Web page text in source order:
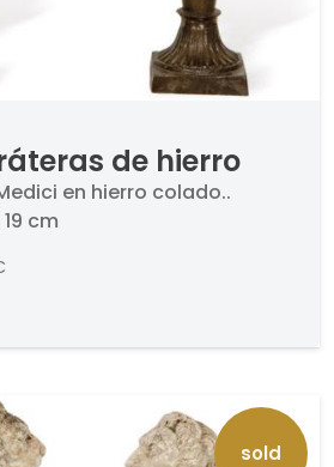
de hierro
en hierro colado..
cm
sold